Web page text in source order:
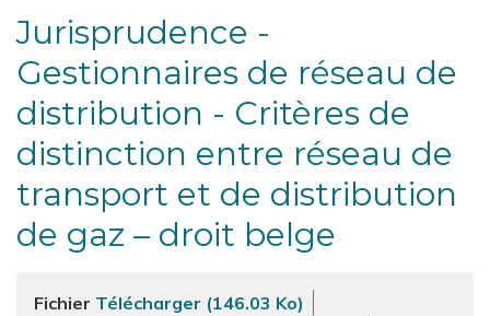
here
Jurisprudence -
Gestionnaires de réseau de
distribution - Critères de
distinction entre réseau de
transport et de distribution
de gaz – droit belge
Fichier Télécharger (146.03 Ko)